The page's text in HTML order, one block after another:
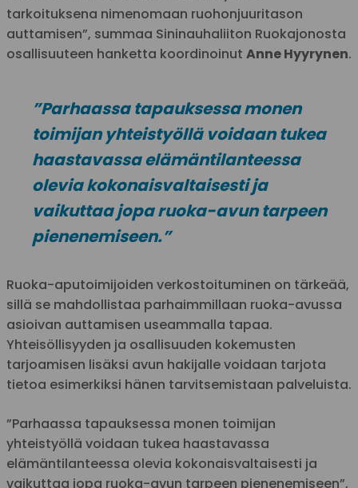
tarkoituksena nimenomaan ruohonjuuritason
auttamisen”, summaa Sininauhaliiton Ruokajonosta
osallisuuteen hanketta koordinoinut Anne Hyyrynen.
”Parhaassa tapauksessa monen
toimijan yhteistyöllä voidaan tukea
haastavassa elämäntilanteessa
olevia kokonaisvaltaisesti ja
vaikuttaa jopa ruoka-avun tarpeen
pienenemiseen.”
Ruoka-aputoimijoiden verkostoituminen on tärkeää,
sillä se mahdollistaa parhaimmillaan ruoka-avussa
asioivan auttamisen useammalla tapaa.
Yhteisöllisyyden ja osallisuuden kokemusten
tarjoamisen lisäksi avun hakijalle voidaan tarjota
tietoa esimerkiksi hänen tarvitsemistaan palveluista.
”Parhaassa tapauksessa monen toimijan
yhteistyöllä voidaan tukea haastavassa
elämäntilanteessa olevia kokonaisvaltaisesti ja
vaikuttaa jopa ruoka-avun tarpeen pienenemiseen”,